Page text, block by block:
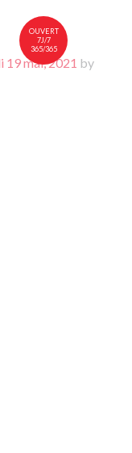
OUVERT
7J/7
365/365
19 mai, 2021 by